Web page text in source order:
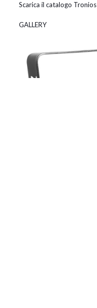
Scarica il catalogo Tronios
GALLERY